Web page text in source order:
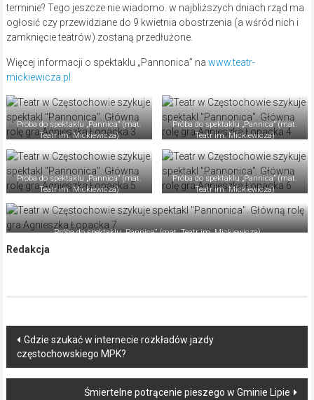
terminie? Tego jeszcze nie wiadomo. w najbliższych dniach rząd ma
ogłosić czy przewidziane do 9 kwietnia obostrzenia (a wśród nich i
zamknięcie teatrów) zostaną przedłużone.
Więcej informacji o spektaklu „Pannonica” na www.teatr-
mickiewicza.pl.
Próba do spektaklu „Pannica” (mat.
Teatr im. Mickiewicza)
Próba do spektaklu „Pannica” (mat.
Teatr im. Mickiewicza)
Próba do spektaklu „Pannica” (mat.
Teatr im. Mickiewicza)
Próba do spektaklu „Pannica” (mat.
Teatr im. Mickiewicza)
Próba do spektaklu „Pannica” (mat. Teatr im. Mickiewicza)
Redakcja
Post
navigation
Gdzie szukać w internecie rozkładów jazdy
częstochowskiego MPK?
Śmiertelne potrącenie pieszego w Gminie Lipie